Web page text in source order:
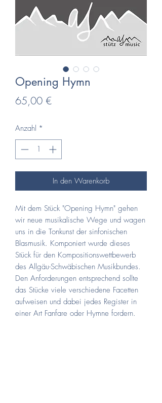
Opening Hymn
65,00 €Preis
Anzahl *
In den Warenkorb
Mit dem Stück "Opening Hymn" gehen
wir neue musikalische Wege und wagen
uns in die Tonkunst der sinfonischen
Blasmusik. Komponiert wurde dieses
Stück für den Kompositionswettbewerb
des Allgäu-Schwäbischen Musikbundes.
Den Anforderungen entsprechend sollte
das Stücke viele verschiedene Facetten
aufweisen und dabei jedes Register in
einer Art Fanfare oder Hymne fordern.